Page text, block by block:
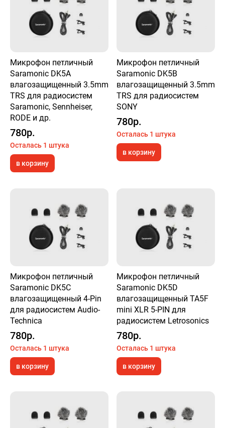
Микрофон петличный
Saramonic DK5A
влагозащищенный 3.5mm
TRS для радиосистем
Saramonic, Sennheiser,
RODE и др.
780р.
Осталась 1 штука
в корзину
Микрофон петличный
Saramonic DK5B
влагозащищенный 3.5mm
TRS для радиосистем
SONY
780р.
Осталась 1 штука
в корзину
Микрофон петличный
Saramonic DK5C
влагозащищенный 4-Pin
для радиосистем Audio-
Technica
780р.
Осталась 1 штука
в корзину
Микрофон петличный
Saramonic DK5D
влагозащищенный TA5F
mini XLR 5-PIN для
радиосистем Letrosonics
780р.
Осталась 1 штука
в корзину